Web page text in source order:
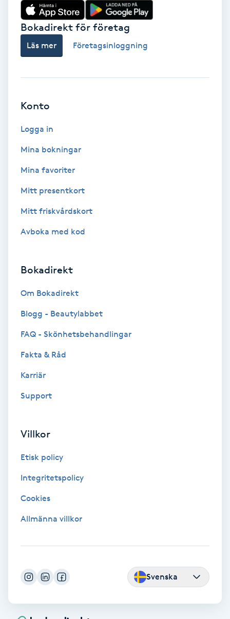
Shiatsu
Singelfransar
Sklerosering
Skägg
Skäggfärgning
Skäggklippning
Skäggtrimmning
Skönhet
Slingor
Sockring
Spa manikyr & pedikyr
Spa-manikyr
Spa-pedikyr
Spraytan
Sugaring
Bokadirekt för företag
Läs mer Företagsinloggning
Konto
Logga in
Mina bokningar
Mina favoriter
Mitt presentkort
Mitt friskvårdskort
Avboka med kod
Bokadirekt
Om Bokadirekt
Blogg - Beautylabbet
FAQ - Skönhetsbehandlingar
Fakta & Råd
Karriär
Support
Villkor
Etisk policy
Integritetspolicy
Cookies
Allmänna villkor
Svenska